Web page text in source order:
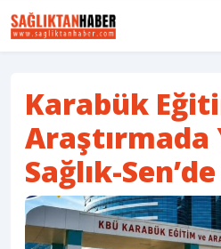
Karabük
Araştırmada
Sağlık-Sen’de